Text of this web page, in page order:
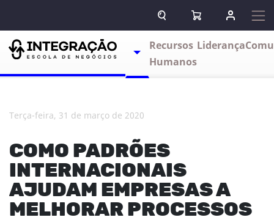
ABRIR CAMPO DE BUSCA
ABRIR CARRINHO
ENTRAR
Escolas
TOGGLE DROPDOWN
Recursos
Humanos
Liderança
terça-feira, 31 de março de 2020
COMO PADRÕES
INTERNACIONAIS
AJUDAM EMPRESAS A
MELHORAR PROCESSOS